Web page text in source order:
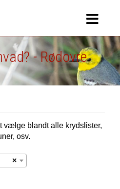
- Rødovre
vælge blandt alle krydslister,
osv.
×